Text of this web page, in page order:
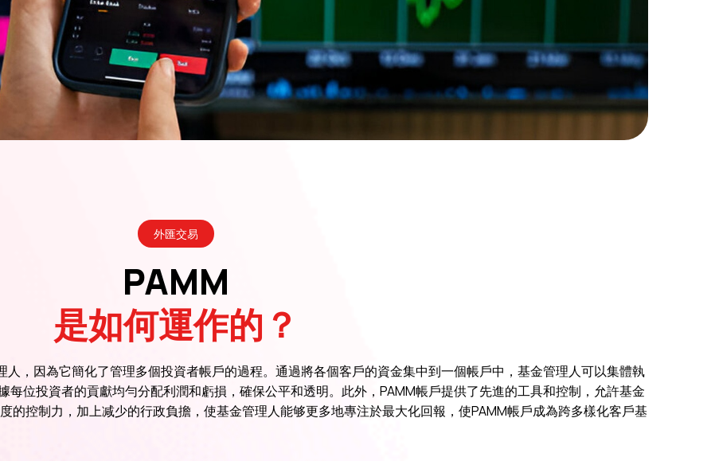
外匯交易
PAMM
是如何運作的？
，因為它簡化了管理多個投資者帳戶的過程。通過將各個客戶的資金集中到一個帳戶中，基金管理人可以集體執
位投資者的貢獻均勻分配利潤和虧損，確保公平和透明。此外，PAMM帳戶提供了先進的工具和控制，允許基金
的控制力，加上减少的行政負擔，使基金管理人能够更多地專注於最大化回報，使PAMM帳戶成為跨多樣化客戶基